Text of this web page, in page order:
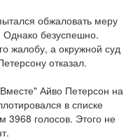
обжаловать меру
безуспешно.
жалобу, а окружной суд
отказал.
Айво Петерсон на
в списке
голосов. Этого не